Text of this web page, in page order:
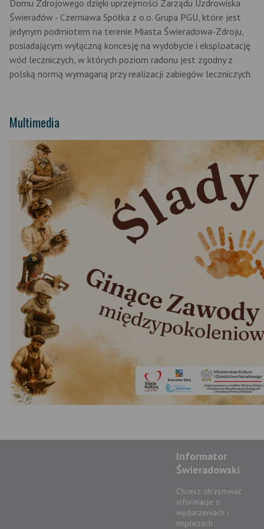
Domu Zdrojowego dzięki uprzejmości Zarządu Uzdrowiska
Świeradów - Czerniawa Spółka z o.o. Grupa PGU, które jest
jedynym podmiotem na terenie Miasta Świeradowa-Zdroju,
posiadającym wyłączną koncesję na wydobycie i eksploatację
wód leczniczych, w których poziom radonu jest zgodny z
polską normą wymaganą przy realizacji zabiegów leczniczych.
Multimedia
Informator
Świeradowski
Chcesz otrzymwać
informacje o
wydarzeniach i
imprezach